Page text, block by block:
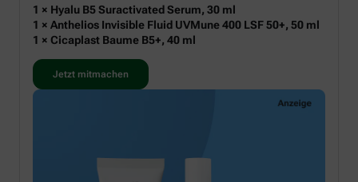
1 × Hyalu B5 Suractivated Serum, 30 ml
1 × Anthelios Invisible Fluid UVMune 400 LSF 50+, 50 ml
1 × Cicaplast Baume B5+, 40 ml
Jetzt mitmachen